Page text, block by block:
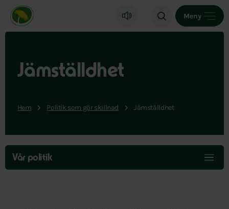
Miljöpartiet de gröna, startsida
Meny
Jämställdhet
Hem Politik som gör skillnad Jämställdhet
Hoppa
över
menyn
Vår politik